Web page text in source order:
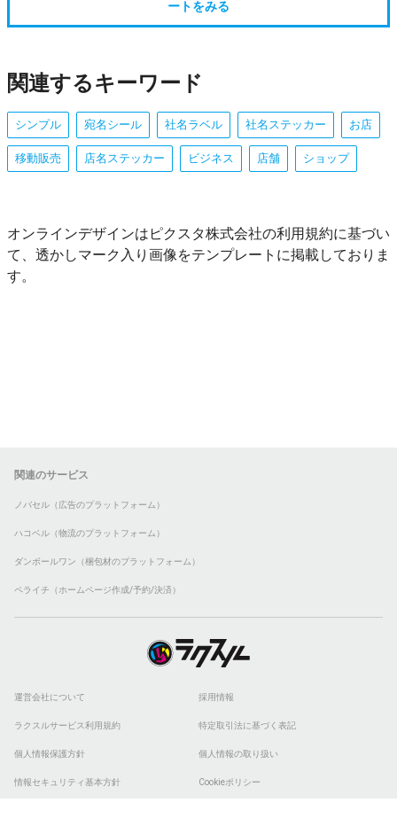
ートをみる
関連するキーワード
シンプル 宛名シール 社名ラベル 社名ステッカー お店
移動販売 店名ステッカー ビジネス 店舗 ショップ
オンラインデザインはピクスタ株式会社の利用規約に基づい
て、透かしマーク入り画像をテンプレートに掲載しておりま
す。
関連のサービス
ノバセル（広告のプラットフォーム）
ハコベル（物流のプラットフォーム）
ダンボールワン（梱包材のプラットフォーム）
ペライチ（ホームページ作成/予約/決済）
運営会社について 採用情報
ラクスルサービス利用規約 特定取引法に基づく表記
個人情報保護方針 個人情報の取り扱い
情報セキュリティ基本方針 Cookieポリシー